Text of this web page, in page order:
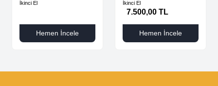
İkinci El
Hemen İncele
İkinci El
7.500,00 TL
Hemen İncele